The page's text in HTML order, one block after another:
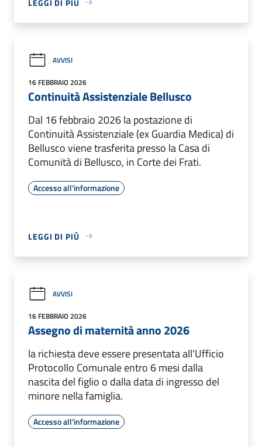
AVVISI
16 FEBBRAIO 2026
Continuità Assistenziale Bellusco
Dal 16 febbraio 2026 la postazione di
Continuità Assistenziale (ex Guardia Medica) di
Bellusco viene trasferita presso la Casa di
Comunità di Bellusco, in Corte dei Frati.
Accesso all'informazione
LEGGI DI PIÙ
AVVISI
16 FEBBRAIO 2026
Assegno di maternità anno 2026
la richiesta deve essere presentata all’Ufficio
Protocollo Comunale entro 6 mesi dalla
nascita del figlio o dalla data di ingresso del
minore nella famiglia.
Accesso all'informazione